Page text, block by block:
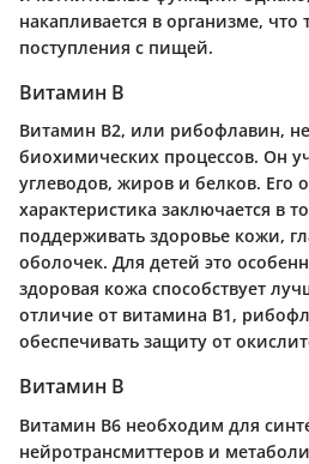
накапливается в организме, что
поступления с пищей.
Витамин В
Витамин В2, или рибофлавин,
биохимических процессов. Он
углеводов, жиров и белков. Его
характеристика заключается в
поддерживать здоровье кожи,
оболочек. Для детей это
здоровая кожа способствует
отличие от витамина В1,
обеспечивать защиту от
Витамин В
Витамин В6 необходим для
нейротрансмиттеров и